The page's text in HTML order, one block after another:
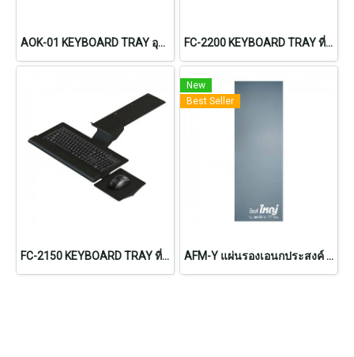
AOK-01 KEYBOARD TRAY อุปกรณ์เสริมถาดวางคีย์บอร์ดและเมาส์ (Ergomotive) FC-2200 KEYBOARD TRAY ที่วางคีย์บอร์ดแบบปรับความสูง นั่ง/ยืนทำงาน
FC-2150 KEYBOARD TRAY ที่วางคีย์บอร์ดแบบปรับระดับ
New
Best Seller
AFM-Y แผ่นรองเอนกประสงค์ Rubberized Gel Foam